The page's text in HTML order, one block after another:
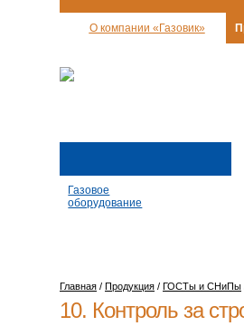
О компании «Газовик»
Газовое
оборудование
Главная / Продукция / ГОСТы и СНиПы
10. Контроль за